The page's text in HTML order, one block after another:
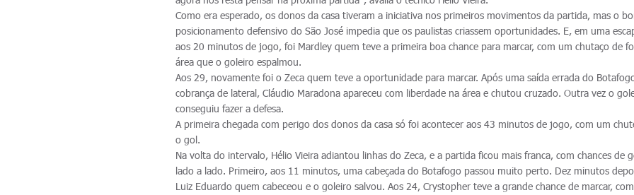
Como era esperado, os donos da casa tiveram a iniciativa nos primeiros movimentos da partida, mas o
posicionamento defensivo do São José impedia que os paulistas criassem oportunidades. E, em uma
aos 20 minutos de jogo, foi Mardley quem teve a primeira boa chance para marcar, com um chutaço de
área que o goleiro espalmou.
Aos 29, novamente foi o Zeca quem teve a oportunidade para marcar. Após uma saída errada do
cobrança de lateral, Cláudio Maradona apareceu com liberdade na área e chutou cruzado. Outra vez o
conseguiu fazer a defesa.
A primeira chegada com perigo dos donos da casa só foi acontecer aos 43 minutos de jogo, com um
o gol.
Na volta do intervalo, Hélio Vieira adiantou linhas do Zeca, e a partida ficou mais franca, com chances de
lado a lado. Primeiro, aos 11 minutos, uma cabeçada do Botafogo passou muito perto. Dez minutos
Luiz Eduardo quem cabeceou e o goleiro salvou. Aos 24, Crystopher teve a grande chance de marcar,